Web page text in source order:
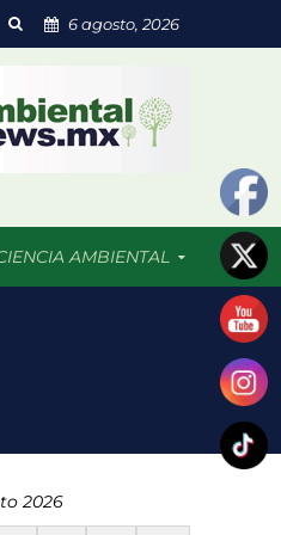
6 agosto, 2026
AMBIENTAL
2026